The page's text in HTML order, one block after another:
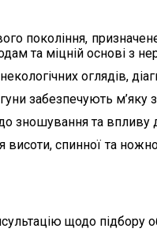
покоління,
та міцній основі з
оглядів,
забезпечують
зношування та впливу
спинної та
щодо підбору